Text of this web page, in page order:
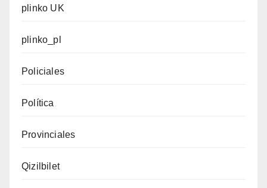
plinko UK
plinko_pl
Policiales
Política
Provinciales
Qizilbilet